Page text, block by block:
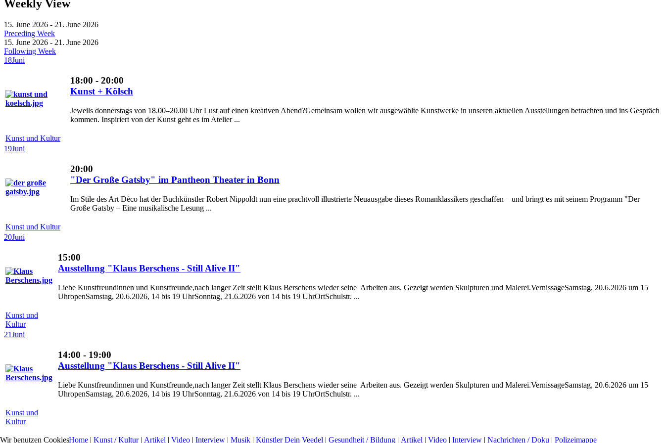
Weekly View
15. June 2026 - 21. June 2026
Preceding Week
15. June 2026 - 21. June 2026
Following Week
18Juni
18:00 - 20:00
Kunst + Kölsch
Jeweils donnerstags von 18.00–20.00 Uhr Lust auf einen kreativen Abend?Gemeinsam wollen wir ausgewählte Kunstwerke in unseren aktuellen Ausstellungen betrachten und ins Gespräch
kommen. Inspiriert von der Kunst geht es im Atelier ...
Kunst und Kultur
19Juni
20:00
"Der Große Gatsby" im Pantheon Theater in Bonn
Im Stile des Art Déco hat der Buchkünstler Robert Nippoldt nun eine prachtvoll illustrierte Neuausgabe dieses Romanklassikers geschaffen – und bringt es mit seinem Programm "Der
Große Gatsby – Eine musikalische Lesung ...
Kunst und Kultur
20Juni
15:00
Ausstellung "Klaus Berschens - Still Alive II"
Liebe Kunstfreundinnen und Kunstfreunde,nach langer Zeit stellt Klaus Berschens wieder seine Arbeiten aus. Gezeigt werden Skulpturen und Malerei.VernissageSamstag, 20.6.2026 um 15
UhropenSamstag, 20.6.2026, 14 bis 19 UhrSonntag, 21.6.2026 von 14 bis 19 UhrOrtSchulstr. ...
Kunst und
Kultur
21Juni
14:00 - 19:00
Ausstellung "Klaus Berschens - Still Alive II"
Liebe Kunstfreundinnen und Kunstfreunde,nach langer Zeit stellt Klaus Berschens wieder seine Arbeiten aus. Gezeigt werden Skulpturen und Malerei.VernissageSamstag, 20.6.2026 um 15
UhropenSamstag, 20.6.2026, 14 bis 19 UhrSonntag, 21.6.2026 von 14 bis 19 UhrOrtSchulstr. ...
Kunst und
Kultur
Home| Kunst / Kultur| Artikel | Video| Interview| Musik| Künstler Dein Veedel | Gesundheit / Bildung| Artikel | Video| Interview| Nachrichten / Doku | Polizeimappe
Wir benutzen Cookies